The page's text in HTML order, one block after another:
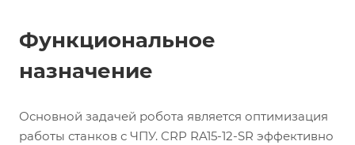
Функциональное
назначение
Основной задачей робота является оптимизация
работы станков с ЧПУ. CRP RA15-12-SR эффективно